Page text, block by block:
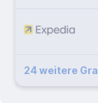
24 weitere